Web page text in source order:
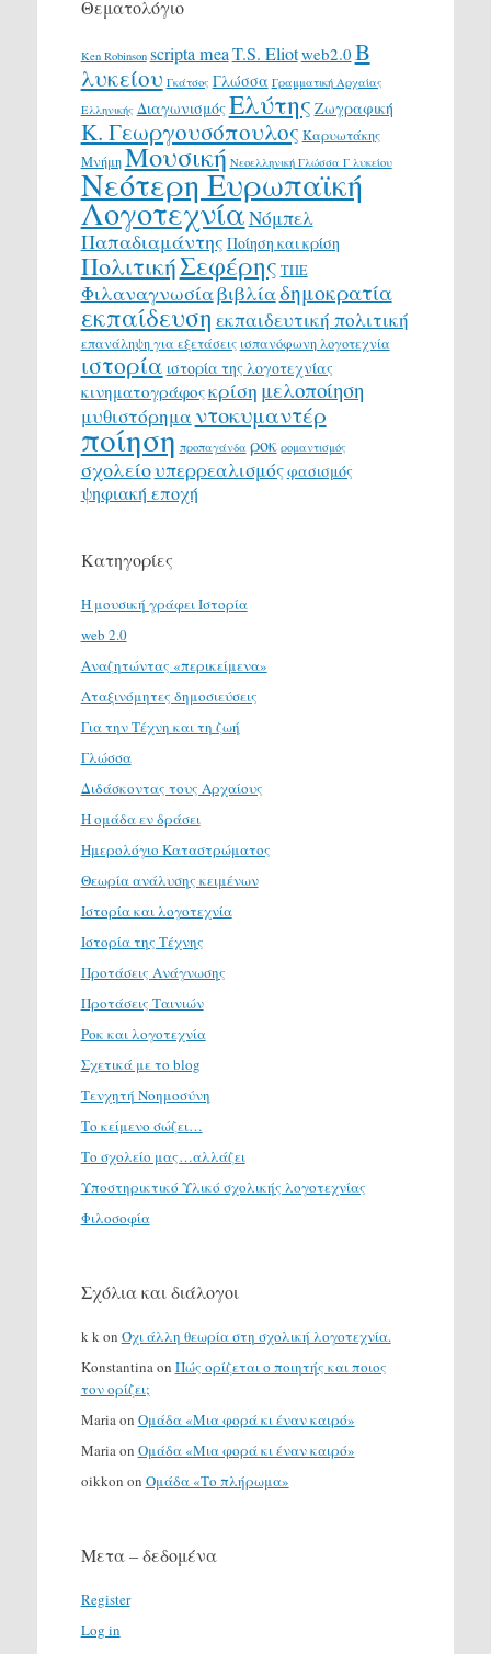
Θεματολόγιο
Ken Robinson scripta meaT.S. Eliotweb2.0 Β
λυκείου Γκάτσος Γλώσσα Γραμματική Αρχαίας
Ελληνικής ΔιαγωνισμόςΕλύτης Ζωγραφική
Κ. Γεωργουσόπουλος Καρυωτάκης
ΜνήμηΜουσική Νεοελληνική Γλώσσα Γ λυκείου
Νεότερη Ευρωπαϊκή
ΛογοτεχνίαΝόμπελ
Παπαδιαμάντης Ποίηση και κρίση
ΠολιτικήΣεφέρης ΤΠΕ
Φιλαναγνωσίαβιβλίαδημοκρατία
εκπαίδευση εκπαιδευτική πολιτική
επανάληψη για εξετάσεις ισπανόφωνη λογοτεχνία
ιστορία ιστορία της λογοτεχνίας
κινηματογράφοςκρίση μελοποίηση
μυθιστόρημα ντοκυμαντέρ
ποίηση προπαγάνδα ροκ ρομαντισμός
σχολείουπερρεαλισμόςφασισμός
ψηφιακή εποχή
Κατηγορίες
H μουσική γράφει Ιστορία
web 2.0
Αναζητώντας «περικείμενα»
Αταξινόμητες δημοσιεύσεις
Για την Τέχνη και τη ζωή
Γλώσσα
Διδάσκοντας τους Αρχαίους
Η ομάδα εν δράσει
Ημερολόγιο Καταστρώματος
Θεωρία ανάλυσης κειμένων
Ιστορία και λογοτεχνία
Ιστορία της Τέχνης
Προτάσεις Ανάγνωσης
Προτάσεις Ταινιών
Ροκ και λογοτεχνία
Σχετικά με το blog
Τενχητή Νοημοσύνη
Το κείμενο σώζει…
Το σχολείο μας…αλλάζει
Υποστηρικτικό Υλικό σχολικής λογοτεχνίας
Φιλοσοφία
Σχόλια και διάλογοι
k kon Όχι άλλη θεωρία στη σχολική λογοτεχνία.
Konstantinaon Πώς ορίζεται ο ποιητής και ποιος
τον ορίζει;
Mariaon Ομάδα «Μια φορά κι έναν καιρό»
Mariaon Ομάδα «Μια φορά κι έναν καιρό»
oikkon on Ομάδα «Το πλήρωμα»
Μετα – δεδομένα
Register
Log in